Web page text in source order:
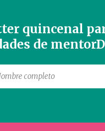
quincenal
de